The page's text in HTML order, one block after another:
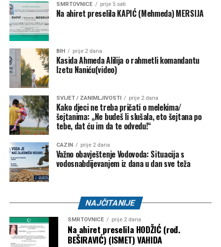
SMRTOVNICE prije 5 sati
Na ahiret preselila KAPIĆ (Mehmeda) MERSIJA
BIH prije 2 dana
Kasida Ahmeda Alilija o rahmetli komandantu
Izetu Naniću(video)
SVIJET / ZANIMLJIVOSTI prije 2 dana
Kako djeci ne treba pričati o melekima/
šejtanima: „Ne budeš li slušala, eto šejtana po
tebe, dat ću im da te odvedu!“
CAZIN prije 2 dana
Važno obavještenje Vodovoda: Situacija s
vodosnabdijevanjem iz dana u dan sve teža
NAJČITANIJE
SMRTOVNICE prije 2 dana
Na ahiret preselila HODŽIĆ (rođ.
BEŠIRAVIĆ) (ISMET) VAHIDA